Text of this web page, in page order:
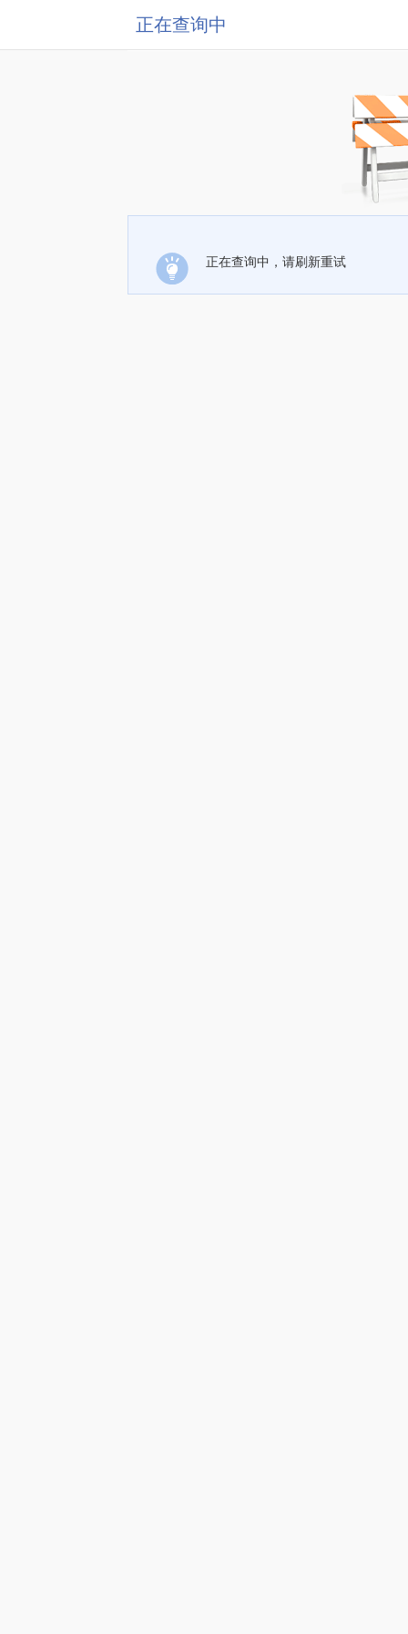
正在查询中
正在查询中，请刷新重试